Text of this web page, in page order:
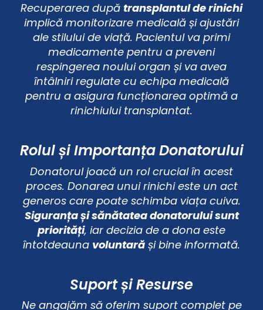
Recuperarea după transplantul de rinichi
implică monitorizare medicală și ajustări
ale stilului de viață. Pacientul va primi
medicamente pentru a preveni
respingerea noului organ și va avea
întâlniri regulate cu echipa medicală
pentru a asigura funcționarea optimă a
rinichiului transplantat.
Rolul și Importanța Donatorului
Donatorul joacă un rol crucial în acest
proces. Donarea unui rinichi este un act
generos care poate schimba viața cuiva.
Siguranța și sănătatea donatorului sunt
priorități, iar decizia de a dona este
întotdeauna voluntară și bine informată.
Suport și Resurse
Ne angajăm să oferim suport complet pe